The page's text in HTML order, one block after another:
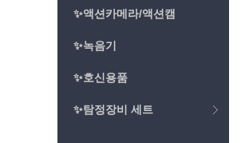
✨액션카메라/액션캠
✨녹음기
✨호신용품
✨탐정장비 세트